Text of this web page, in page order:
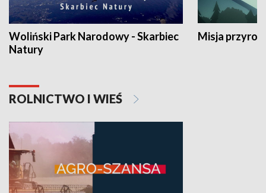
Woliński Park Narodowy - Skarbiec
Natury
Misja
ROLNICTWO I WIEŚ